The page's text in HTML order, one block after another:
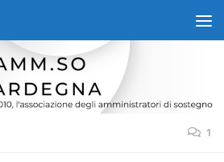
1